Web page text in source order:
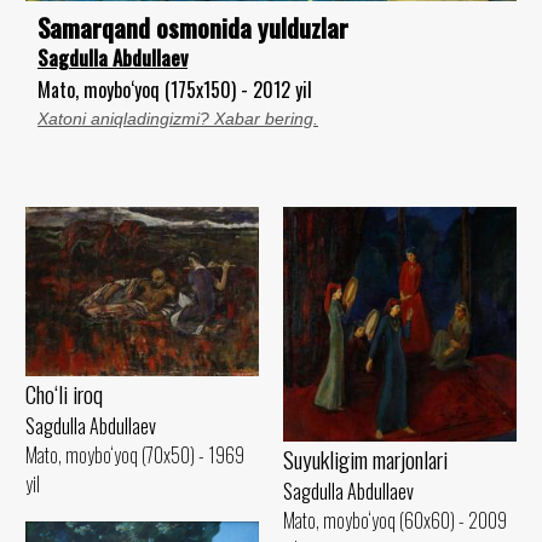
Samarqand osmonida yulduzlar
Sagdulla Abdullaev
Mato, moybo‘yoq (175x150) - 2012 yil
Xatoni aniqladingizmi? Xabar bering.
Cho‘li iroq
Sagdulla Abdullaev
Mato, moybo‘yoq (70x50) - 1969
yil
Suyukligim marjonlari
Sagdulla Abdullaev
Mato, moybo‘yoq (60x60) - 2009